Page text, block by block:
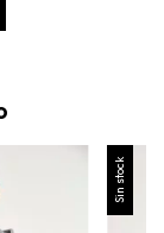
Sin stock